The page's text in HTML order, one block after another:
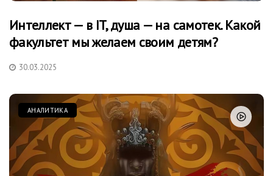
Интеллект — в IT, душа — на самотек. Какой
факультет мы желаем своим детям?
30.03.2025
АНАЛИТИКА